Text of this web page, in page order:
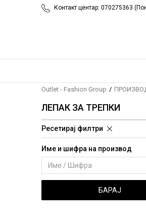
Контакт центар: 070275363
Outlet - Fashion Group
ЛЕПАК ЗА ТРЕПКИ
Ресетирај филтри
Име и шифра на производ
БАРАЈ